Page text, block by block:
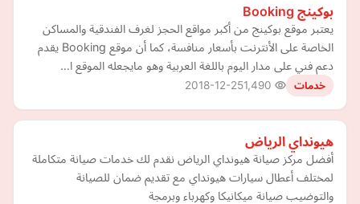
بوكينج Booking
يعتبر موقع بوكينج من أكبر مواقع الحجز لغرف الفندقية والمساكن
الخاصة على الأنترنت بأسعار منافسة، كما أن موقع Booking يقدم
دعم فني على مدار اليوم باللغة العربية وهو مايجعله الموقع ا…
خدمات 2018-12-25
هيونداي الرياض
أفضل مركز صيانة هيونداي الرياض نقدم لك خدمات صيانة متكاملة
لمختلف أعطال سيارات هيونداي مع تقديم ضمان للصيانة
والتوضيب صيانة ميكانيكا وكهرباء وبرمجة